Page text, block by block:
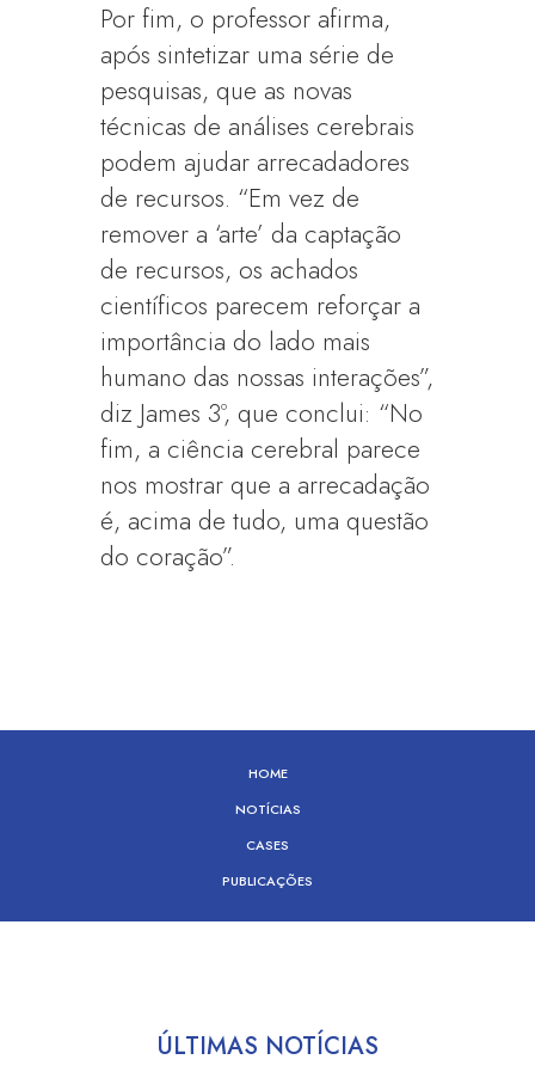
Por fim, o professor afirma,
após sintetizar uma série de
pesquisas, que as novas
técnicas de análises cerebrais
podem ajudar arrecadadores
de recursos. “Em vez de
remover a ‘arte’ da captação
de recursos, os achados
científicos parecem reforçar a
importância do lado mais
humano das nossas interações”,
diz James 3º, que conclui: “No
fim, a ciência cerebral parece
nos mostrar que a arrecadação
é, acima de tudo, uma questão
do coração”.
HOME
NOTÍCIAS
CASES
PUBLICAÇÕES
ÚLTIMAS NOTÍCIAS